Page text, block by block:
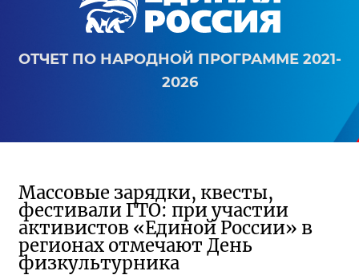
ОТЧЕТ ПО НАРОДНОЙ ПРОГРАММЕ 2021-
2026
Массовые зарядки, квесты,
фестивали ГТО: при участии
активистов «Единой России» в
регионах отмечают День
физкультурника